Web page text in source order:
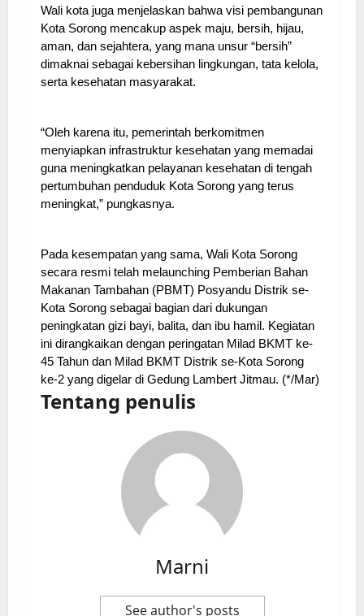
Wali kota juga menjelaskan bahwa visi pembangunan
Kota Sorong mencakup aspek maju, bersih, hijau,
aman, dan sejahtera, yang mana unsur “bersih”
dimaknai sebagai kebersihan lingkungan, tata kelola,
serta kesehatan masyarakat.
“Oleh karena itu, pemerintah berkomitmen
menyiapkan infrastruktur kesehatan yang memadai
guna meningkatkan pelayanan kesehatan di tengah
pertumbuhan penduduk Kota Sorong yang terus
meningkat,” pungkasnya.
Pada kesempatan yang sama, Wali Kota Sorong
secara resmi telah melaunching Pemberian Bahan
Makanan Tambahan (PBMT) Posyandu Distrik se-
Kota Sorong sebagai bagian dari dukungan
peningkatan gizi bayi, balita, dan ibu hamil. Kegiatan
ini dirangkaikan dengan peringatan Milad BKMT ke-
45 Tahun dan Milad BKMT Distrik se-Kota Sorong
ke-2 yang digelar di Gedung Lambert Jitmau. (*/Mar)
Tentang penulis
Marni
See author's posts